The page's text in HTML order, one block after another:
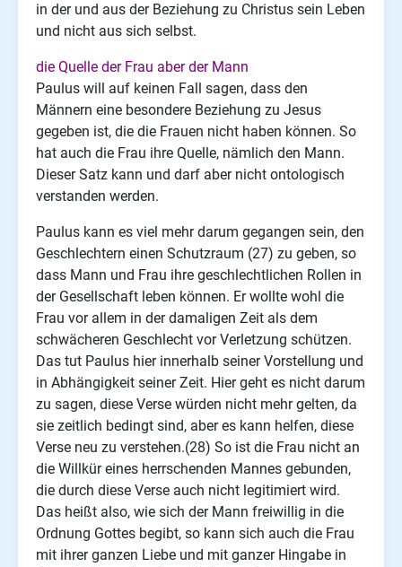
in der und aus der Beziehung zu Christus sein Leben
und nicht aus sich selbst.
die Quelle der Frau aber der Mann
Paulus will auf keinen Fall sagen, dass den
Männern eine besondere Beziehung zu Jesus
gegeben ist, die die Frauen nicht haben können. So
hat auch die Frau ihre Quelle, nämlich den Mann.
Dieser Satz kann und darf aber nicht ontologisch
verstanden werden.
Paulus kann es viel mehr darum gegangen sein, den
Geschlechtern einen Schutzraum (27) zu geben, so
dass Mann und Frau ihre geschlechtlichen Rollen in
der Gesellschaft leben können. Er wollte wohl die
Frau vor allem in der damaligen Zeit als dem
schwächeren Geschlecht vor Verletzung schützen.
Das tut Paulus hier innerhalb seiner Vorstellung und
in Abhängigkeit seiner Zeit. Hier geht es nicht darum
zu sagen, diese Verse würden nicht mehr gelten, da
sie zeitlich bedingt sind, aber es kann helfen, diese
Verse neu zu verstehen.(28) So ist die Frau nicht an
die Willkür eines herrschenden Mannes gebunden,
die durch diese Verse auch nicht legitimiert wird.
Das heißt also, wie sich der Mann freiwillig in die
Ordnung Gottes begibt, so kann sich auch die Frau
mit ihrer ganzen Liebe und mit ganzer Hingabe in